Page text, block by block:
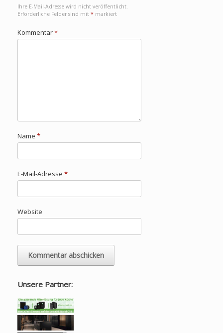
Ihre E-Mail-Adresse wird nicht veröffentlicht.
Erforderliche Felder sind mit * markiert
Kommentar*
Name *
E-Mail-Adresse *
Website
Unsere Partner: